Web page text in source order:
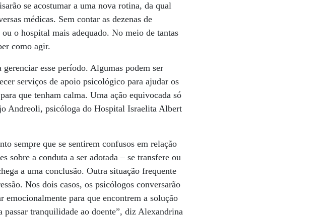
se acostumar a uma nova rotina, da qual
médicas. Sem contar as dezenas de
o hospital mais adequado. No meio de tantas
como agir.
esse período. Algumas podem ser
serviços de apoio psicológico para ajudar os
que tenham calma. Uma ação equivocada só
Andreoli, psicóloga do Hospital Israelita Albert
sempre que se sentirem confusos em relação
sobre a conduta a ser adotada – se transfere ou
a uma conclusão. Outra situação frequente
Nos dois casos, os psicólogos conversarão
para que encontrem a solução
tranquilidade ao doente”, diz Alexandrina